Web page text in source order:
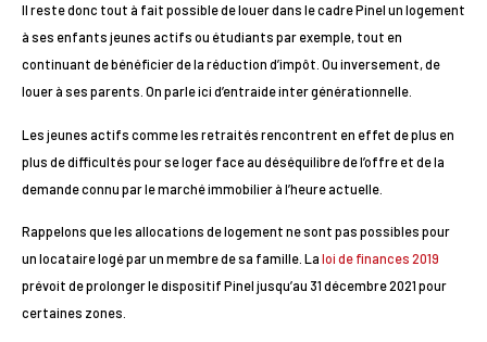
Il reste donc tout à fait possible de louer dans le cadre Pinel un logement
à ses enfants jeunes actifs ou étudiants par exemple, tout en
continuant de bénéficier de la réduction d’impôt. Ou inversement, de
louer à ses parents. On parle ici d’entraide inter générationnelle.
Les jeunes actifs comme les retraités rencontrent en effet de plus en
plus de difficultés pour se loger face au déséquilibre de l’offre et de la
demande connu par le marché immobilier à l’heure actuelle.
Rappelons que les allocations de logement ne sont pas possibles pour
un locataire logé par un membre de sa famille. La loi de finances 2019
prévoit de prolonger le dispositif Pinel jusqu’au 31 décembre 2021 pour
certaines zones.